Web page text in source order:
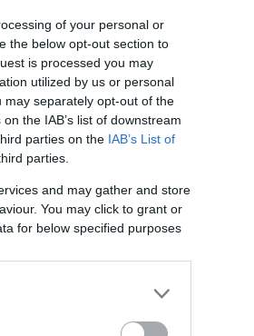
of your personal or
the below opt-out section to
is processed you may
utilized by us or personal
may separately opt-out of the
the IAB’s list of downstream
parties on the IAB’s List of
parties.
and may gather and store
You may click to grant or
for below specified purposes